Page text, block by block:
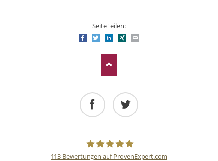
Seite teilen:
FacebookTwitterLinkedIn
Xing
113 Bewertungen auf ProvenExpert.com